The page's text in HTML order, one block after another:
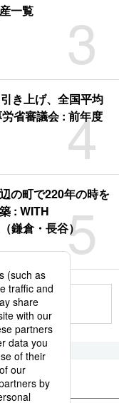
3
一覧
4
き上げ、全国平均
省審議会 : 前年度
5
の町で220年の時を
: WITH
鎌倉・長谷）